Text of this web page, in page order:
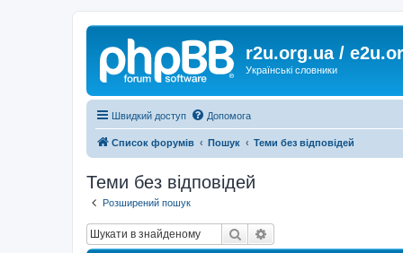
r2u.org.ua /
Українські словники
Швидкий доступ Допомога
Список форумів Пошук Теми без відповідей
Теми без відповідей
Розширений пошук
Пошук